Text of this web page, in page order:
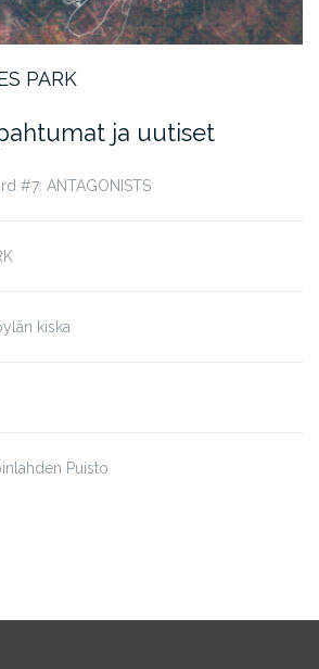
PARK
ja uutiset
#7: ANTAGONISTS
kiska
Puisto